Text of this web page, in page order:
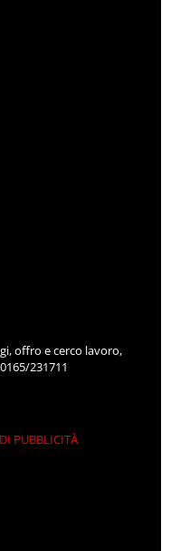
offro e cerco lavoro,
231711
PUBBLICITÀ